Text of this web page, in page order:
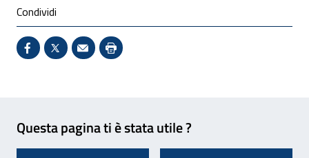
Condividi
Condividi su Facebook - Sito esterno - Apertura in
X - Sito esterno - Apertura in nuova finestra
Invio Mail: apre il programma di posta
Stampa pagina: scelta meno
Questa pagina ti è stata utile ?